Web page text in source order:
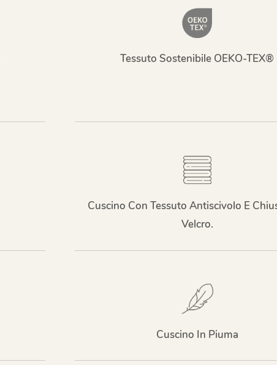
Tessuto Sostenibile OEKO-TEX®
Cuscino Con Tessuto Antiscivolo E
Velcro.
Cuscino In Piuma